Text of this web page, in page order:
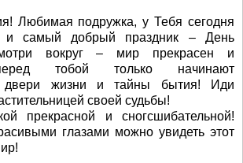
Любимая подружка, у Тебя сегодня
и самый добрый праздник – День
вокруг – мир прекрасен и
тобой только начинают
двери жизни и тайны бытия! Иди
своей судьбы!
прекрасной и сногсшибательной!
глазами можно увидеть этот